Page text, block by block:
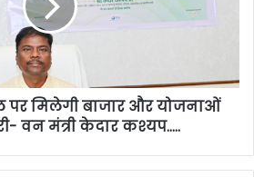
मिलेगी बाजार और योजनाओं
वन मंत्री केदार कश्यप…..